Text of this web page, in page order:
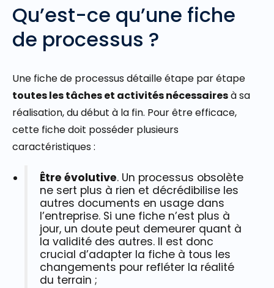
Qu’est-ce qu’une fiche
de processus ?
Une fiche de processus détaille étape par étape
toutes les tâches et activités nécessairesà sa
réalisation, du début à la fin. Pour être efficace,
cette fiche doit posséder plusieurs
caractéristiques :
Être évolutive. Un processus obsolète
ne sert plus à rien et décrédibilise les
autres documents en usage dans
l’entreprise. Si une fiche n’est plus à
jour, un doute peut demeurer quant à
la validité des autres. Il est donc
crucial d’adapter la fiche à tous les
changements pour refléter la réalité
du terrain ;